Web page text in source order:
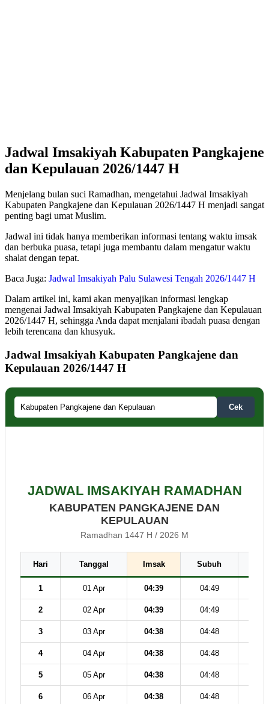
Jadwal Imsakiyah Kabupaten Pangkajene
dan Kepulauan 2026/1447 H
Menjelang bulan suci Ramadhan, mengetahui Jadwal Imsakiyah
Kabupaten Pangkajene dan Kepulauan 2026/1447 H menjadi sangat
penting bagi umat Muslim.
Jadwal ini tidak hanya memberikan informasi tentang waktu imsak
dan berbuka puasa, tetapi juga membantu dalam mengatur waktu
shalat dengan tepat.
Baca Juga: Jadwal Imsakiyah Palu Sulawesi Tengah 2026/1447 H
Dalam artikel ini, kami akan menyajikan informasi lengkap
mengenai Jadwal Imsakiyah Kabupaten Pangkajene dan Kepulauan
2026/1447 H, sehingga Anda dapat menjalani ibadah puasa dengan
lebih terencana dan khusyuk.
Jadwal Imsakiyah Kabupaten Pangkajene dan
Kepulauan 2026/1447 H
Cek
JADWAL IMSAKIYAH RAMADHAN
KABUPATEN PANGKAJENE DAN
KEPULAUAN
Ramadhan 1447 H / 2026 M
Hari Tanggal Imsak Subuh
1 01 Apr 04:39 04:49
2 02 Apr 04:39 04:49
3 03 Apr 04:38 04:48
4 04 Apr 04:38 04:48
5 05 Apr 04:38 04:48
6 06 Apr 04:38 04:48